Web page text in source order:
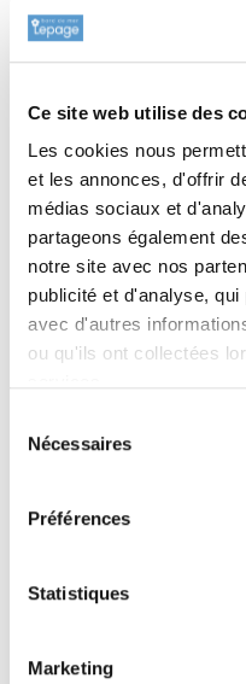
Ce site web utilise des
Les cookies nous
et les annonces, d'offrir
médias sociaux et
partageons également
notre site avec nos
publicité et d'analyse,
avec d'autres
ou qu'ils ont collectées
Nécessaires
Préférences
Statistiques
Marketing
Informations
Famille : Oleaceae
Genre : LIGUSTRUM
Nom vernaculaire : Troène
Complément : 0
Entretien de
Si vous souhaitez
pousses de l'année. Les
toute la première année de
de 2 ou 3 l/semaine)
Type de sol de
LIGUSTRUM vulgare